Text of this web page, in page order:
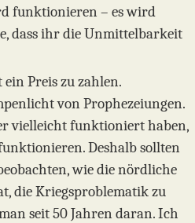
funktionieren – es wird
dass ihr die Unmittelbarkeit
ein Preis zu zahlen.
von Prophezeiungen.
vielleicht funktioniert haben,
Deshalb sollten
wie die nördliche
die Kriegsproblematik zu
seit 50 Jahren daran. Ich